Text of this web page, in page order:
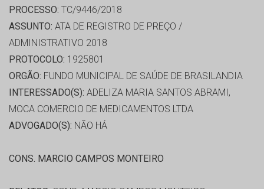
PROCESSO: TC/9446/2018
ASSUNTO: ATA DE REGISTRO DE PREÇO /
ADMINISTRATIVO 2018
PROTOCOLO: 1925801
ORGÃO: FUNDO MUNICIPAL DE SAÚDE DE BRASILANDIA
INTERESSADO(S): ADELIZA MARIA SANTOS ABRAMI,
MOCA COMERCIO DE MEDICAMENTOS LTDA
ADVOGADO(S): NÃO HÁ
CONS. MARCIO CAMPOS MONTEIRO